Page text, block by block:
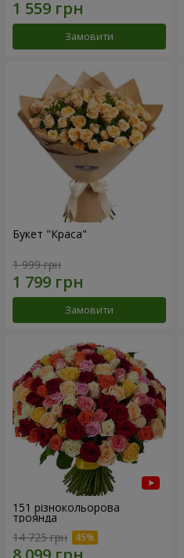
Замовити
Букет "Краса"
1 999 грн
Замовити
151 різнокольорова
троянда
14 725 грн